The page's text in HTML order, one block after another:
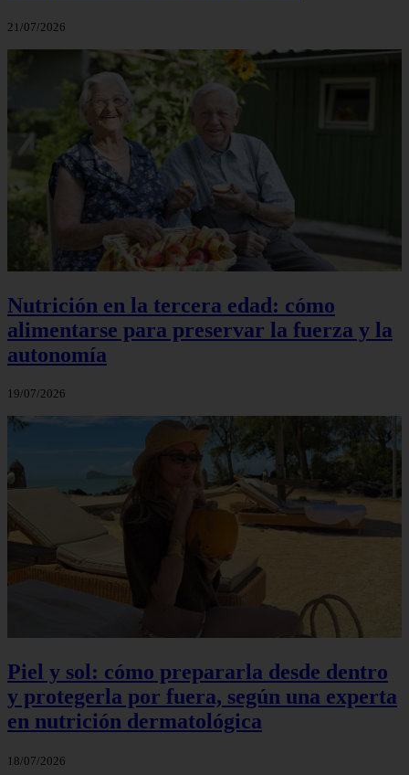
21/07/2026
Nutrición en la tercera edad: cómo
alimentarse para preservar la fuerza y la
autonomía
19/07/2026
Piel y sol: cómo prepararla desde dentro
y protegerla por fuera, según una experta
en nutrición dermatológica
18/07/2026